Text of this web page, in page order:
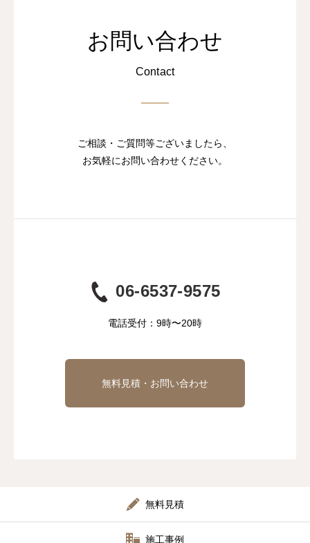
お問い合わせ
Contact
ご相談・ご質問等ございましたら、
お気軽にお問い合わせください。
06-6537-9575
電話受付：9時〜20時
無料見積・お問い合わせ
無料見積
施工事例